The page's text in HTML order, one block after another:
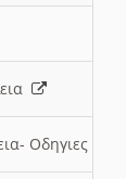
Οδηγιες